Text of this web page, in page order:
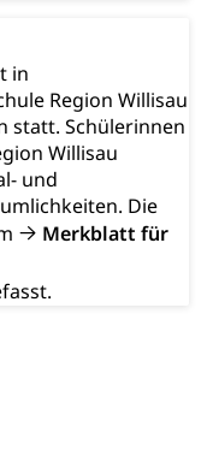
in
Region Willisau
statt. Schülerinnen
Willisau
und
Die
Merkblatt für
Luzern)
Luzern)
IV
Luzern)